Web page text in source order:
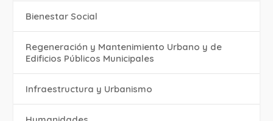
Bienestar Social
Regeneración y Mantenimiento Urbano y de
Edificios Públicos Municipales
Infraestructura y Urbanismo